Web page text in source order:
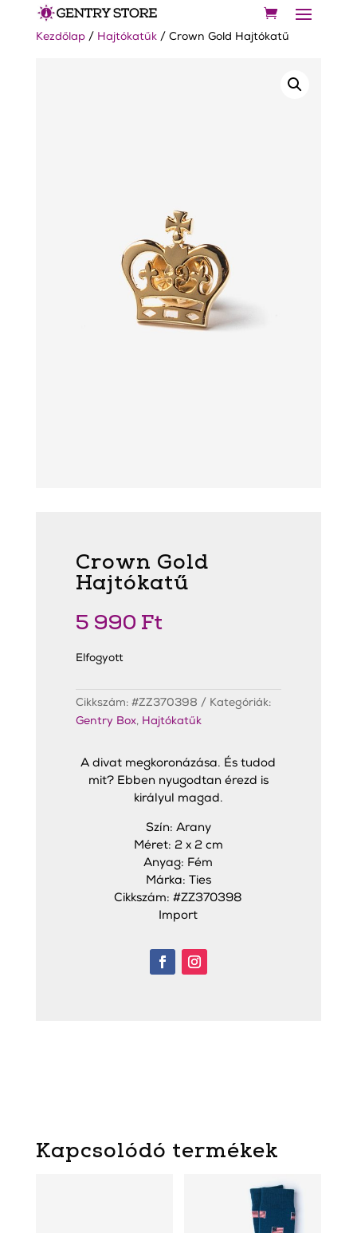
Kezdőlap/ Hajtókatűk/ Crown Gold Hajtókatű
Crown Gold
Hajtókatű
5 990 Ft
Elfogyott
Cikkszám: #ZZ370398
Kategóriák:
Gentry Box, Hajtókatűk
A divat megkoronázása. És tudod
mit? Ebben nyugodtan érezd is
királyul magad.
Szín: Arany
Méret: 2 x 2 cm
Anyag: Fém
Márka: Ties
Cikkszám: #ZZ370398
Import
Kapcsolódó termékek